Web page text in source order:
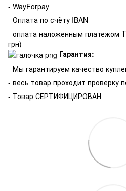
- WayForpay
- Оплата по счёту IBAN
- оплата наложенным платежом
грн)
Гарантия:
- Мы гарантируем качество
- весь товар проходит проверку
- Товар СЕРТИФИЦИРОВАН